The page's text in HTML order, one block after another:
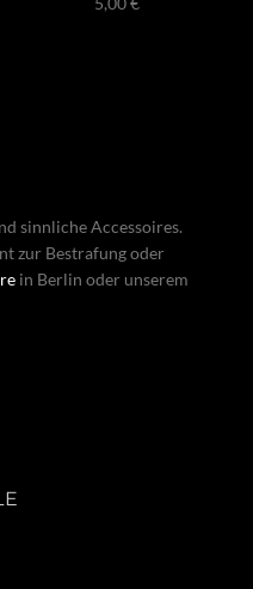
sinnliche Accessoires.
zur Bestrafung oder
in Berlin oder unserem